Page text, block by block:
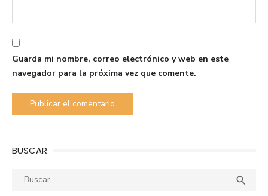
Guarda mi nombre, correo electrónico y web en este
navegador para la próxima vez que comente.
BUSCAR
Buscar: 